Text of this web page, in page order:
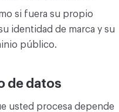
si fuera su propio
identidad de marca y su
público.
de datos
usted procesa depende